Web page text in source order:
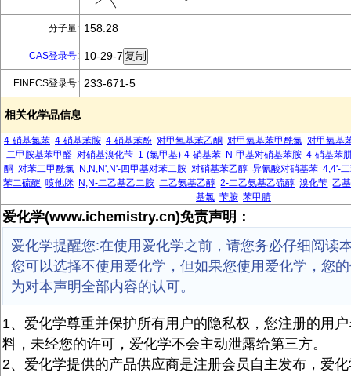
分子量: 158.28
CAS登录号: 10-29-7
EINECS登录号: 233-671-5
相关化学品信息
4-硝基氯苯 4-硝基苯胺 4-硝基苯酚 对甲氧基苯乙酮 对甲氧基苯甲酰氯 对甲氧基
二甲胺基苯甲醛 对硝基溴化苄 1-(氯甲基)-4-硝基苯 N-甲基对硝基苯胺 4-硝基苯
酮 对苯二甲酰氯 N,N,N',N'-四甲基对苯二胺 对硝基苯乙醇 异氰酸对硝基苯 4,4'-
苯二硫醚 喷他脒 N,N-二乙基乙二胺 二乙氨基乙醇 2-二乙氨基乙硫醇 溴化苄 乙
基氯 苄胺 苯甲腈
爱化学(www.ichemistry.cn)免责声明：
爱化学提醒您:在使用爱化学之前，请您务必仔细阅读
您可以选择不使用爱化学，但如果您使用爱化学，您
为对本声明全部内容的认可。
1、爱化学尊重并保护所有用户的隐私权，您注册的用
料，未经您的许可，爱化学不会主动泄露给第三方。
2、爱化学提供的产品供应商是注册会员自主发布，爱